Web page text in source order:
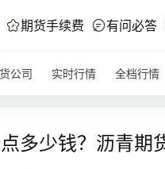
期货手续费 有问必答
公司 实时行情 全档行情
多少钱？沥青期